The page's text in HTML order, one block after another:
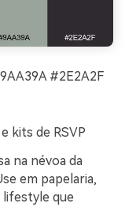
#2E2A2F
kits de RSVP
na névoa da
em papelaria,
lifestyle que